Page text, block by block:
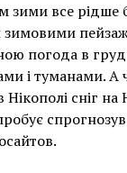
зими все рідше
погода в
і туманами. А
Нікополі сніг на